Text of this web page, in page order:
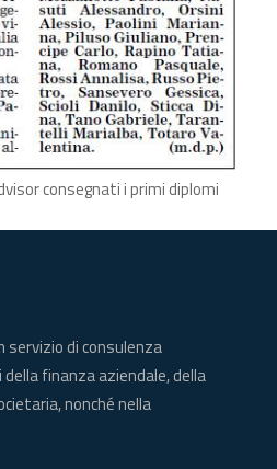
consegnati i primi diplomi
servizio di consulenza
finanza aziendale, della
nonché nella